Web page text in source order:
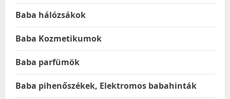
Baba hálózsákok
Baba Kozmetikumok
Baba parfümök
Baba pihenőszékek, Elektromos babahinták